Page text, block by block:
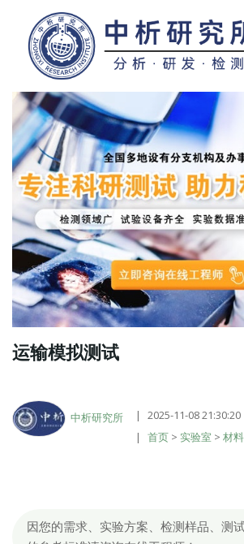
运输模拟测试
中析研究所
2025-11-08 21:30:20
首页 > 实验室 > 材
因您的需求、实验方案、检测样品、测